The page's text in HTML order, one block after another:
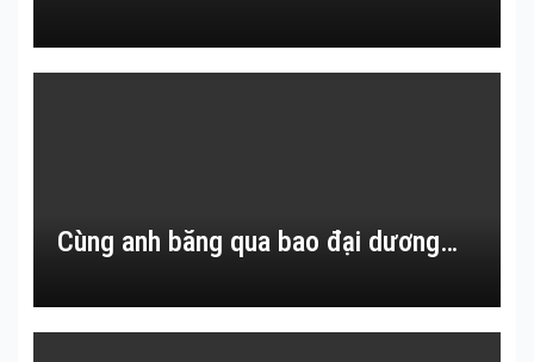
Cùng anh băng qua bao đại dương…